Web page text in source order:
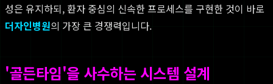
성은 유지하되, 환자 중심의 신속한 프로세스를 구현한 것이 바로
더자인병원의 가장 큰 경쟁력입니다.
'골든타임'을 사수하는 시스템 설계